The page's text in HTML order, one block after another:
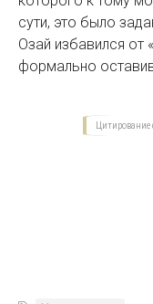
сути, это было
Озай избавился от
формально
Цитирование